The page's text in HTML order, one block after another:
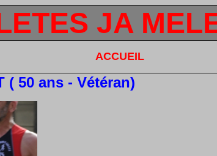
JA
ACCUEIL
50 ans - Vétéran)